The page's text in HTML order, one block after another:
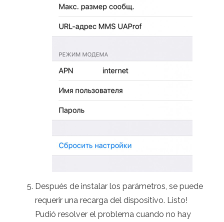
Después de instalar los parámetros, se puede
requerir una recarga del dispositivo. Listo!
Pudió resolver el problema cuando no hay